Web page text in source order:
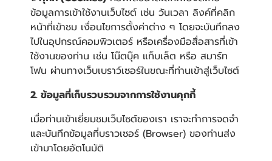
ข้อมูลการเข้าใช้งานเว็บไซต์ เช่น วันเวลา ลิงค์ที่คลิก
หน้าที่เข้าชม เงื่อนไขการตั้งค่าต่าง ๆ โดยจะบันทึกลง
ไปในอุปกรณ์คอมพิวเตอร์ หรือเครื่องมือสื่อสารที่เข้า
ใช้งานของท่าน เช่น โน๊ตบุ๊ค แท็บเล็ต หรือ สมาร์ท
โฟน ผ่านทางเว็บเบราว์เซอร์ในขณะที่ท่านเข้าสู่เว็บไซต์
2. ข้อมูลที่เก็บรวบรวมจากการใช้งานคุกกี้
เมื่อท่านเข้าเยี่ยมชมเว็บไซต์ของเรา เราจะทำการจดจำ
และบันทึกข้อมูลที่บราวเซอร์ (Browser) ของท่านส่ง
เข้ามาโดยอัตโนมัติ